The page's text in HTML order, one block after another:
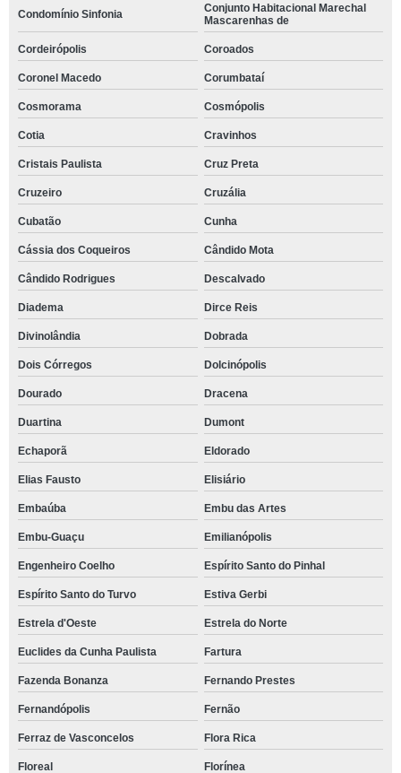
Condomínio Sinfonia
Conjunto Habitacional Marechal
Mascarenhas de
Cordeirópolis Coroados
Coronel Macedo Corumbataí
Cosmorama Cosmópolis
Cotia Cravinhos
Cristais Paulista Cruz Preta
Cruzeiro Cruzália
Cubatão Cunha
Cássia dos Coqueiros Cândido Mota
Cândido Rodrigues Descalvado
Diadema Dirce Reis
Divinolândia Dobrada
Dois Córregos Dolcinópolis
Dourado Dracena
Duartina Dumont
Echaporã Eldorado
Elias Fausto Elisiário
Embaúba Embu das Artes
Embu-Guaçu Emilianópolis
Engenheiro Coelho Espírito Santo do Pinhal
Espírito Santo do Turvo Estiva Gerbi
Estrela d'Oeste Estrela do Norte
Euclides da Cunha Paulista Fartura
Fazenda Bonanza Fernando Prestes
Fernandópolis Fernão
Ferraz de Vasconcelos Flora Rica
Floreal Florínea